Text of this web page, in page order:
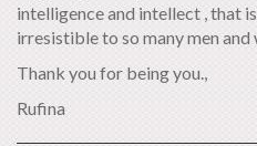
intelligence and intellect , that
irresistible to so many men and
Thank you for being you.,
Rufina